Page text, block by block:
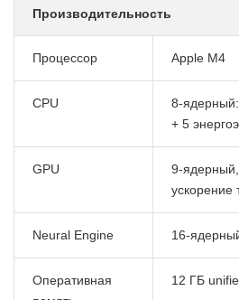
Производительность
Процессор Apple M4
CPU
8-
+ 5
GPU
9-
ускорение
Neural Engine 16-
Оперативная
12 ГБ